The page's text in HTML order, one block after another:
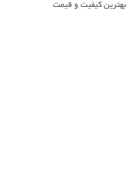
بهترین کیفیت و قیمت